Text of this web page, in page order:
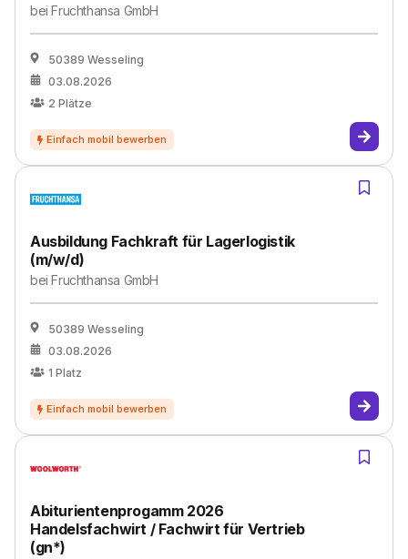
beiFruchthansa GmbH
50389 Wesseling
03.08.2026
2 Plätze
Ausbildung Fachkraft für Lagerlogistik
(m/w/d)
beiFruchthansa GmbH
50389 Wesseling
03.08.2026
1 Platz
Abiturientenprogamm 2026
Handelsfachwirt / Fachwirt für Vertrieb
(gn*)